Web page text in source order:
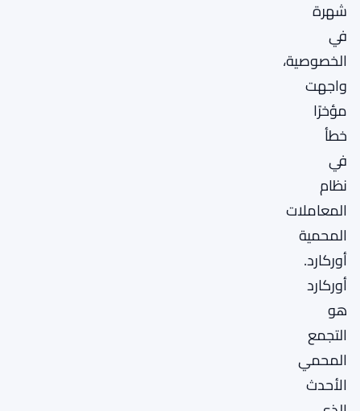
شهرة
في
الخصوصية،
واجهت
مؤخرًا
خطأ
في
نظام
المعاملات
المحمية
أوركارد.
أوركارد
هو
التجمع
المحمي
الأحدث